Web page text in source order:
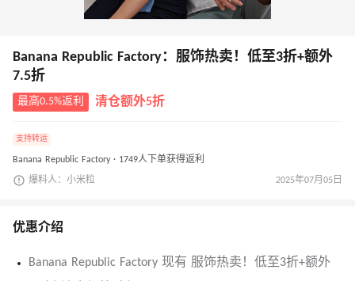
Banana Republic Factory：服饰热卖！低至3折+额外
7.5折
最高0.5%返利 清仓额外5折
支持转运
Banana Republic Factory · 1749人下单获得返利
爆料人：小米粒 2025年07月05日
优惠介绍
Banana Republic Factory 现有 服饰热卖！低至3折+额外